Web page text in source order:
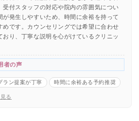
受付スタッフの対応や院内の雰囲気につい
が発生しやすいため、時間に余裕を持って
めです。カウンセリングでは希望に合わせ
おり、丁寧な説明を心がけているクリニッ
者の声
ラン提案が丁寧 時間に余裕ある予約推奨
る